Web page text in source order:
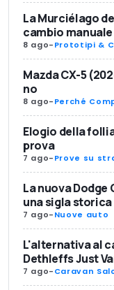
La Murciélago
cambio manuale
8 ago-Prototipi &
Mazda CX-5
no
8 ago-Perché
Elogio della
prova
7 ago-Prove su
La nuova Dodge
una sigla storica
7 ago-Nuove auto
L'alternativa al
Dethleffs Just
7 ago-Caravan